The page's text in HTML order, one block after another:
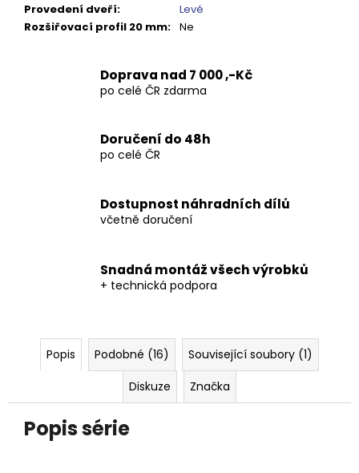
Provedení dveří:
Levé
Rozšiřovací profil 20 mm: Ne
Doprava nad 7 000 ,-Kč
po celé ČR zdarma
Doručení do 48h
po celé ČR
Dostupnost náhradních dílů
včetně doručení
Snadná montáž všech výrobků
+ technická podpora
Popis Podobné (16)
Související soubory (1)
Diskuze
Značka
Popis série